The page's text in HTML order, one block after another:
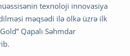
texnoloji innovasiya
məqsədi ilə ölkə üzrə ilk
Qapalı Səhmdar